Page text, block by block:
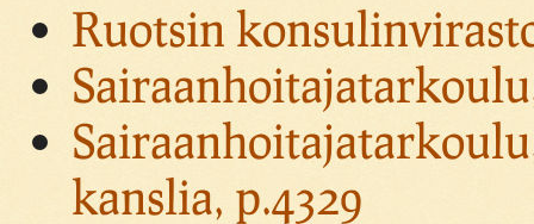
Ruotsin
kanslia, p.4329